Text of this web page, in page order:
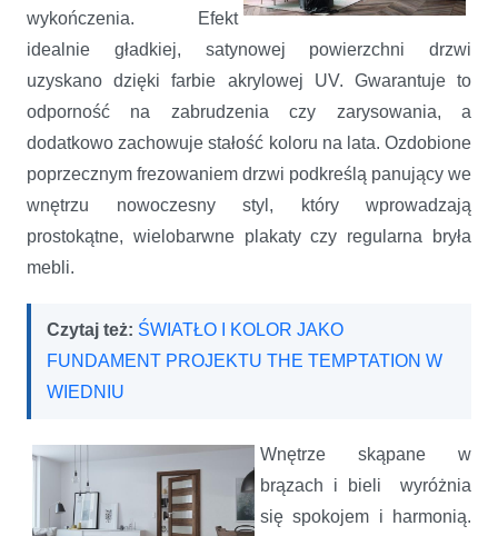
wykończenia. Efekt
idealnie gładkiej, satynowej powierzchni drzwi
uzyskano dzięki farbie akrylowej UV. Gwarantuje to
odporność na zabrudzenia czy zarysowania, a
dodatkowo zachowuje stałość koloru na lata. Ozdobione
poprzecznym frezowaniem drzwi podkreślą panujący we
wnętrzu nowoczesny styl, który wprowadzają
prostokątne, wielobarwne plakaty czy regularna bryła
mebli.
Czytaj też: ŚWIATŁO I KOLOR JAKO
FUNDAMENT PROJEKTU THE TEMPTATION W
WIEDNIU
Wnętrze skąpane w
brązach i bieli wyróżnia
się spokojem i harmonią.